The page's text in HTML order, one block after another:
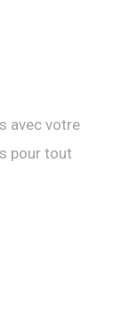
avec votre
pour tout